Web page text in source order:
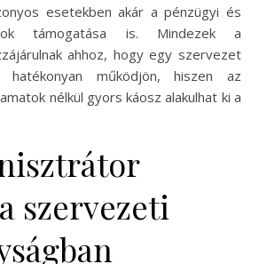
esetekben akár a pénzügyi és
támogatása is. Mindezek a
ahhoz, hogy egy szervezet
hatékonyan működjön, hiszen az
nélkül gyors káosz alakulhat ki a
szervezeti